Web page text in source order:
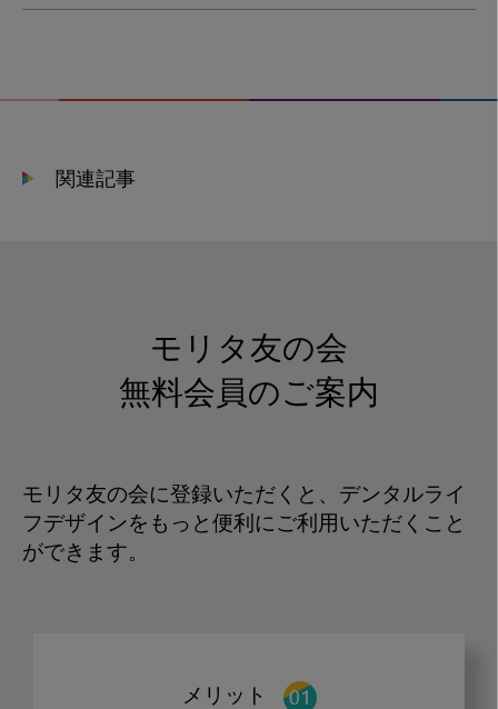
関連記事
モリタ友の会
無料会員のご案内
モリタ友の会に登録いただくと、デンタルライ
フデザインをもっと便利にご利用いただくこと
ができます。
メリット